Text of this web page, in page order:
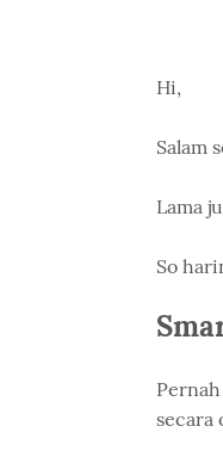
Hi,
Salam
Lama
So
secara